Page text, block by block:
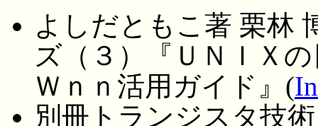
よしだともこ著 栗林
ズ（３）『ＵＮＩＸ
Ｗｎｎ活用ガイド』(
別冊トランジスタ技